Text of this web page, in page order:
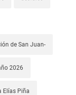
de San Juan-
2026
Elías Piña